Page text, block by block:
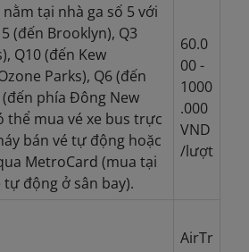
tại nhà ga số 5 với
(đến Brooklyn), Q3
Q10 (đến Kew
Parks), Q6 (đến
(đến phía Đông New
thể mua vé xe bus trực
bán vé tự động hoặc
MetroCard (mua tại
động ở sân bay).
60.0
00 -
1000
.000
VND
/lượt
AirTr